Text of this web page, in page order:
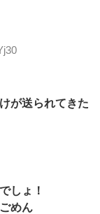
が送られてきた
しょ！
めん